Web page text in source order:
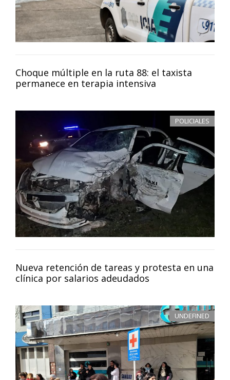
Choque múltiple en la ruta 88: el taxista
permanece en terapia intensiva
POLICIALES
Nueva retención de tareas y protesta en una
clínica por salarios adeudados
UNDEFINED